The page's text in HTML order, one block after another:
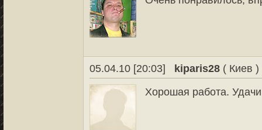
05.04.10 [20:03] kiparis28 ( Киев )
Хорошая работа.